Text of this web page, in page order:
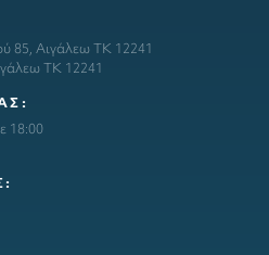
85, Αιγάλεω ΤΚ 12241
ΤΚ 12241
18:00